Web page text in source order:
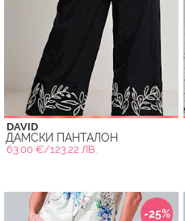
DAVID
ДАМСКИ ПАНТАЛОН
63.00 €/123.22 ЛВ.
-25%